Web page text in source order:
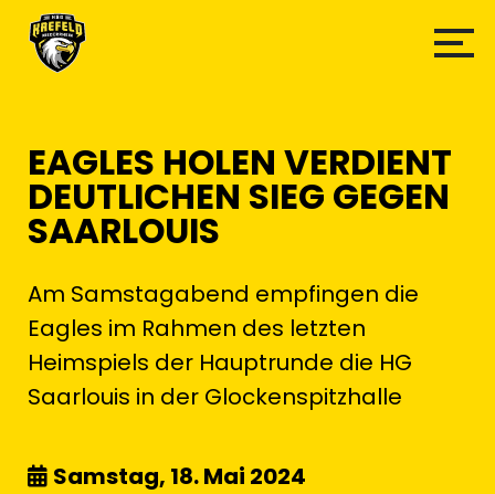
EAGLES HOLEN VERDIENT
DEUTLICHEN SIEG GEGEN
SAARLOUIS
Am Samstagabend empfingen die
Eagles im Rahmen des letzten
Heimspiels der Hauptrunde die HG
Saarlouis in der Glockenspitzhalle
Samstag, 18. Mai 2024